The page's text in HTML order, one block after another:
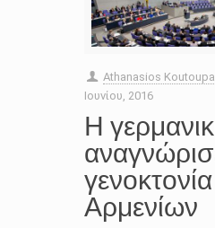
Athanasios
Ιουνίου, 2016
Η
Αρμενίων